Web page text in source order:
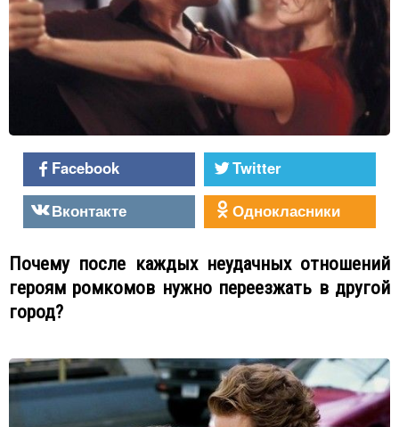
Facebook
Twitter
Вконтакте
Однокласники
Почему после каждых неудачных отношений
героям ромкомов нужно переезжать в другой
город?